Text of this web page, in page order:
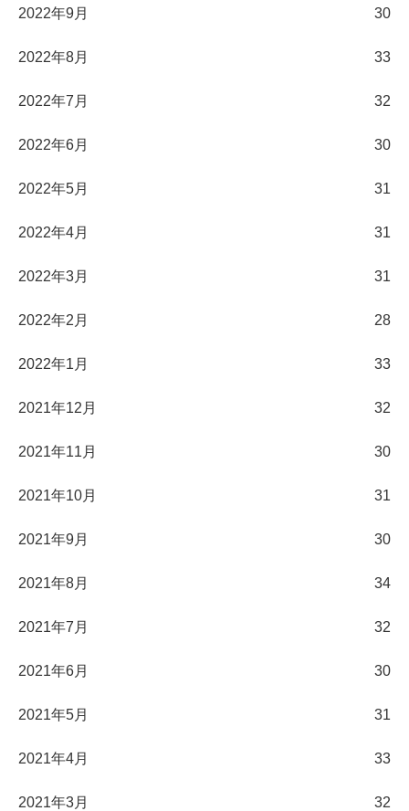
2022年9月 30
2022年8月 33
2022年7月 32
2022年6月 30
2022年5月 31
2022年4月 31
2022年3月 31
2022年2月 28
2022年1月 33
2021年12月 32
2021年11月 30
2021年10月 31
2021年9月 30
2021年8月 34
2021年7月 32
2021年6月 30
2021年5月 31
2021年4月 33
2021年3月 32